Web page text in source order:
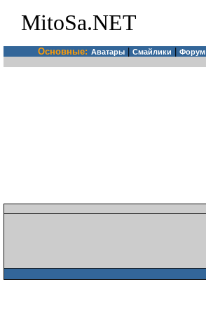
MitoSa.NET
Основные: Аватары Смайлики Форум